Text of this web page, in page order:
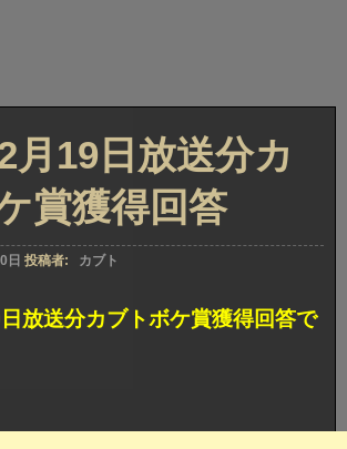
月19日放送分カ
賞獲得回答
日 投稿者: カブト
放送分カブトボケ賞獲得回答で